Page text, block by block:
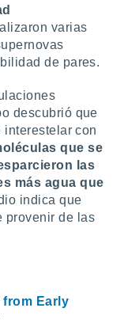
varias
de pares.
descubrió que
interestelar con
que se
las
más agua que
indica que
provenir de las
from Early